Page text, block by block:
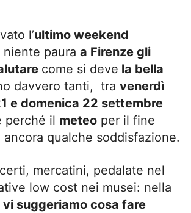
l’ultimo weekend
niente paura a Firenze gli
come si deve la bella
davvero tanti, tra venerdì
e domenica 22 settembre
perché il meteo per il fine
ancora qualche soddisfazione.
mercatini, pedalate nel
low cost nei musei: nella
suggeriamo cosa fare